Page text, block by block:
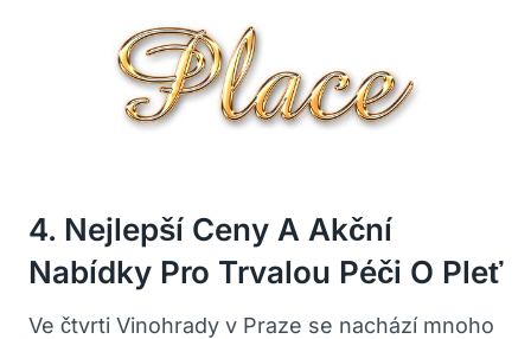
4. ‌Nejlepší Ceny A Akční
Nabídky​ Pro Trvalou⁣ Péči​ O ⁤pleť
Ve​ čtvrti Vinohrady ‌v⁣ Praze se nachází⁣ mnoho